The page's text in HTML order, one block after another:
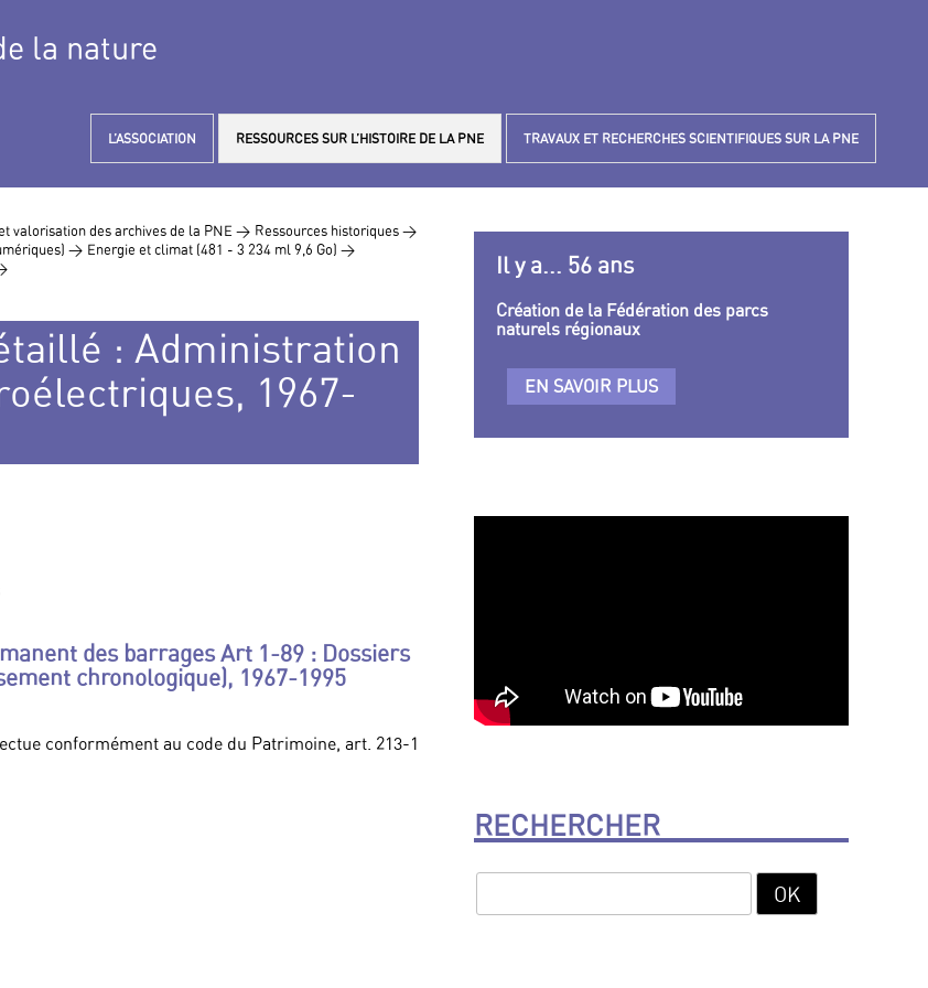
la nature
L’ASSOCIATION RESSOURCES SUR L’HISTOIRE DE LA PNE TRAVAUX ET RECHERCHES SCIENTIFIQUES SUR LA PNE
valorisation des archives de la PNE > Ressources historiques >
> Energie et climat (481 - 3 234 ml 9,6 Go) >
: Administration
1967-
des barrages Art 1-89 : Dossiers
chronologique), 1967-1995
conformément au code du Patrimoine, art. 213-1
Il y a... 56 ans
Création de la Fédération des parcs
naturels régionaux
EN SAVOIR PLUS
RECHERCHER